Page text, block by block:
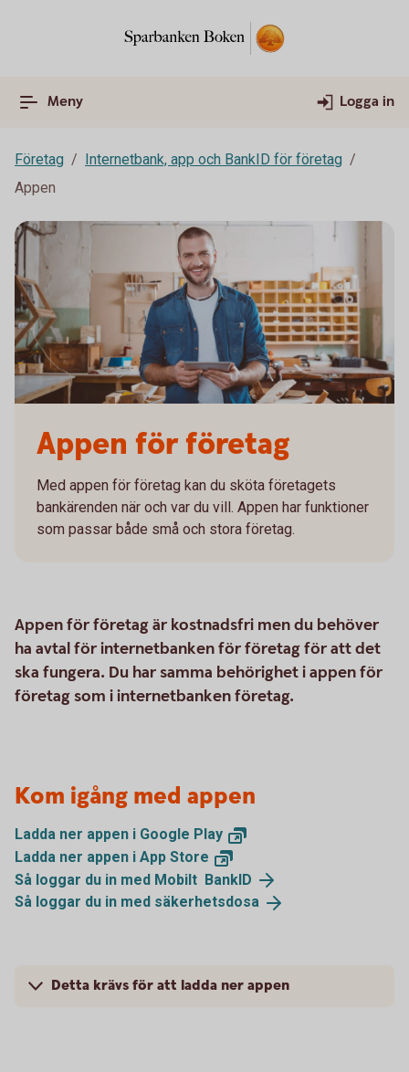
Meny Logga in
Företag
Internetbank, app och BankID för företag
Appen
Appen för företag
Med appen för företag kan du sköta företagets
bankärenden när och var du vill. Appen har funktioner
som passar både små och stora företag.
Appen för företag är kostnadsfri men du behöver
ha avtal för internetbanken för företag för att det
ska fungera. Du har samma behörighet i appen för
företag som i internetbanken företag.
Kom igång med appen
Ladda ner appen i Google Play
Ladda ner appen i App Store
Så loggar du in med Mobilt BankID
Så loggar du in med säkerhetsdosa
Detta krävs för att ladda ner appen